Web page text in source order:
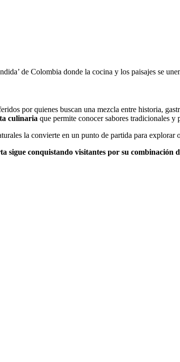
de Colombia donde la cocina y los paisajes se
por quienes buscan una mezcla entre historia,
culinaria que permite conocer sabores tradicionales y
la convierte en un punto de partida para explorar
sigue conquistando visitantes por su combinación